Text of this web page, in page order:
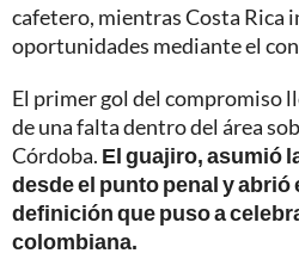
cafetero, mientras Costa Rica
oportunidades mediante el
El primer gol del compromiso
de una falta dentro del área
Córdoba. El guajiro, asumió
desde el punto penal y
definición que puso a
colombiana.